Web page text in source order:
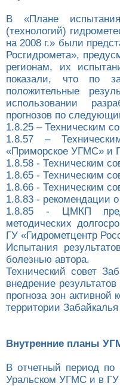
В «Плане
(технологий)
на 2008 г.» были
Росгидромета»,
регионам, их
показали, что по
положительные
использовании
прогнозов по
1.8.25 – Техническим
1.8.57 –
«Приморское УГМС» и
1.8.58 - Техническим
1.8.65 - Техническим
1.8.66 - Техническим
1.8.83 - рекомендации
1.8.85 - ЦМКП
методических
ГУ «Гидрометцентр
Испытания
болезнью автора.
Технический совет
внедрение
прогноза зон
территории
Внутренние планы
В отчетный период по
Уральском УГМС и в